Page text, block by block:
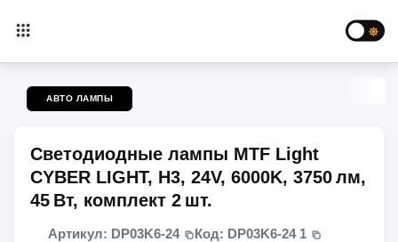
АВТО ЛАМПЫ
Светодиодные лампы MTF Light
CYBER LIGHT, H3, 24V, 6000K, 3750 лм,
45 Вт, комплект 2 шт.
Артикул: DP03K6-24 Код: DP03K6-24 1